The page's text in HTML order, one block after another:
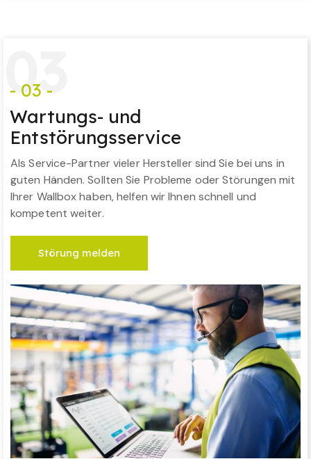
03
- 03 -
Wartungs- und
Entstörungsservice
Als Service-Partner vieler Hersteller sind Sie bei uns in
guten Händen. Sollten Sie Probleme oder Störungen mit
Ihrer Wallbox haben, helfen wir Ihnen schnell und
kompetent weiter.
Störung melden